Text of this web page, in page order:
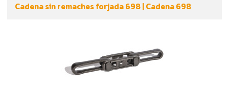
Cadena sin remaches forjada 698 | Cadena 698